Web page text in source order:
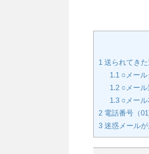
1 送られてき
1.1 ○メー
1.2○メール
1.3○メール
2 電話番号（
3 迷惑メール